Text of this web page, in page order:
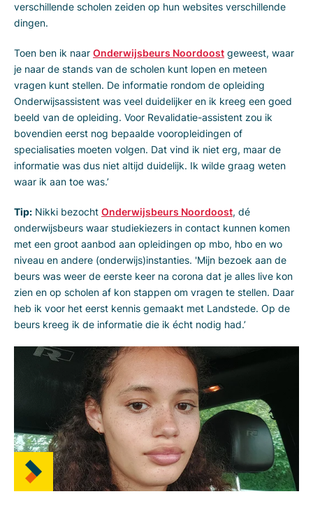
verschillende scholen zeiden op hun websites verschillende
dingen.
Toen ben ik naar Onderwijsbeurs Noordoost geweest, waar
je naar de stands van de scholen kunt lopen en meteen
vragen kunt stellen. De informatie rondom de opleiding
Onderwijsassistent was veel duidelijker en ik kreeg een goed
beeld van de opleiding. Voor Revalidatie-assistent zou ik
bovendien eerst nog bepaalde vooropleidingen of
specialisaties moeten volgen. Dat vind ik niet erg, maar de
informatie was dus niet altijd duidelijk. Ik wilde graag weten
waar ik aan toe was.’
Tip: Nikki bezocht Onderwijsbeurs Noordoost, dé
onderwijsbeurs waar studiekiezers in contact kunnen komen
met een groot aanbod aan opleidingen op mbo, hbo en wo
niveau en andere (onderwijs)instanties. 'Mijn bezoek aan de
beurs was weer de eerste keer na corona dat je alles live kon
zien en op scholen af kon stappen om vragen te stellen. Daar
heb ik voor het eerst kennis gemaakt met Landstede. Op de
beurs kreeg ik de informatie die ik écht nodig had.’